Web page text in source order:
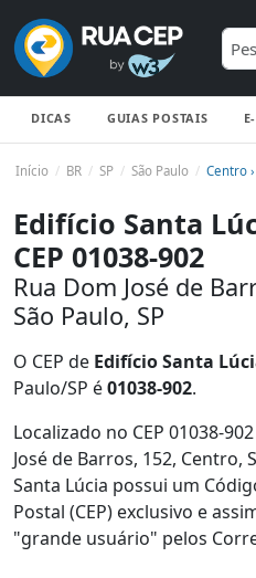
DICAS GUIAS POSTAIS
Início BR SP São Paulo Centro ›
Edifício Santa
CEP 01038-902
Rua Dom José de
São Paulo, SP
O CEP de Edifício Santa
Paulo/SP é01038-902.
Localizado no CEP 01038-
José de Barros, 152, Centro,
Santa Lúcia possui um
Postal (CEP) exclusivo e
"grande usuário" pelos